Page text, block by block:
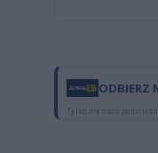
ODBIERZ
Tylko dla osób